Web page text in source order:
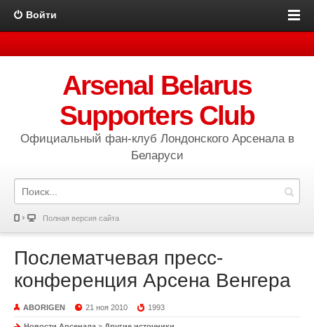
Войти
Arsenal Belarus
Supporters Club
Официальный фан-клуб Лондонского Арсенала в
Беларуси
Полная версия сайта
Послематчевая пресс-
конференция Арсена Венгера
ABORIGEN 21 ноя 2010 1993